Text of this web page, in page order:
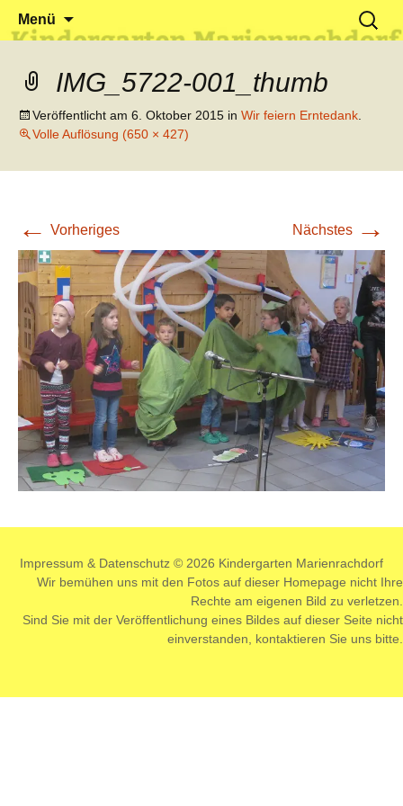
Kindergarten Marienrachdorf
Klein reingehen – Groß rauskommen
Menü
Suchen
nach:
IMG_5722-001_thumb
Veröffentlicht am 6. Oktober 2015 in Wir feiern Erntedank
Volle Auflösung (650 × 427)
← Vorheriges Nächstes →
Impressum & Datenschutz © 2026 Kindergarten Marienrachdorf
Wir bemühen uns mit den Fotos auf dieser Homepage nicht Ihre
Rechte am eigenen Bild zu verletzen.
Sind Sie mit der Veröffentlichung eines Bildes auf dieser Seite nicht
einverstanden, kontaktieren Sie uns bitte.